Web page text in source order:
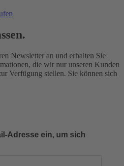
Newsletter an und erhalten Sie
die wir nur unseren Kunden
Verfügung stellen. Sie können sich
Adresse ein, um sich